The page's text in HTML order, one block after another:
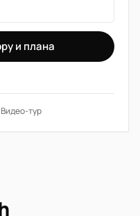
и плана
Видео-тур